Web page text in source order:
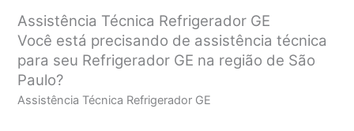
Assistência Técnica Refrigerador GE
Você está precisando de assistência técnica
para seu Refrigerador GE na região de São
Paulo?
Assistência Técnica Refrigerador GE